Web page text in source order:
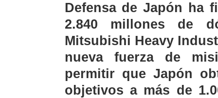
Defensa de Japón ha
2.840 millones de
Mitsubishi Heavy
nueva fuerza de
permitir que Japón
objetivos a más de